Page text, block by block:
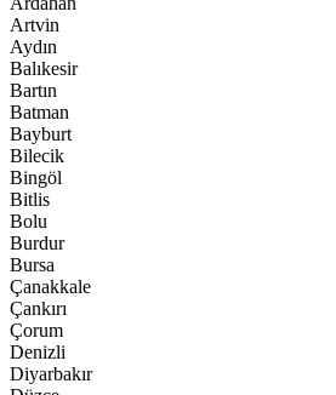
Artvin
Aydın
Balıkesir
Bartın
Batman
Bayburt
Bilecik
Bingöl
Bitlis
Bolu
Burdur
Bursa
Çanakkale
Çankırı
Çorum
Denizli
Diyarbakır